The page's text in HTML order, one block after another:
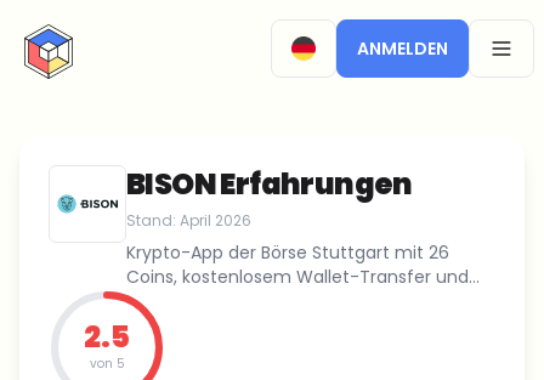
CryptoTicker
ANMELDEN
BISON Erfahrungen
Stand: April 2026
Krypto-App der Börse Stuttgart mit 26
Coins, kostenlosem Wallet-Transfer und
Steuerreport.
2.5
von 5